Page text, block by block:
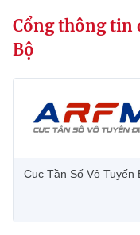
Điều khoản sử dụng
Cơ quan chủ quản: Bộ
Chịu trách nhiệm nội
Giám đốc Trung tâm
Liên hệ
Điện thoại: 024 3936
(Ghi rõ nguồn "https://
Cổng thông tin
Bộ
Cục Tần Số Vô Tuyến